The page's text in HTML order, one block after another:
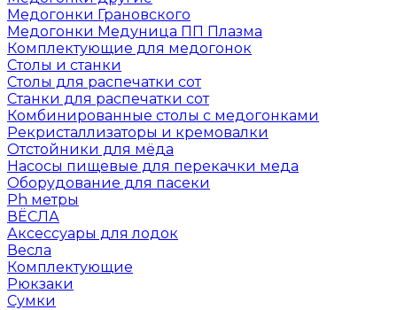
Медогонки Грановского
Медогонки Медуница ПП Плазма
Комплектующие для медогонок
Столы и станки
Столы для распечатки сот
Станки для распечатки сот
Комбинированные столы с медогонками
Рекристаллизаторы и кремовалки
Отстойники для мёда
Насосы пищевые для перекачки меда
Оборудование для пасеки
Ph метры
ВЁСЛА
Аксессуары для лодок
Весла
Комплектующие
Рюкзаки
Сумки